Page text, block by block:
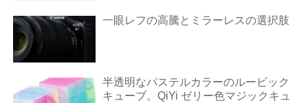
一眼レフの高騰とミラーレスの選択肢
半透明なパステルカラーのルービック
キューブ。QiYi ゼリー色マジックキュ